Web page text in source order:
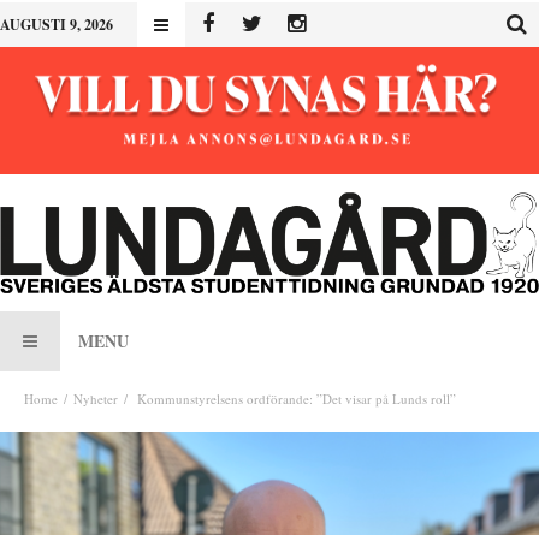
AUGUSTI 9, 2026
MENU
Home Nyheter Kommunstyrelsens ordförande: ”Det visar på Lunds roll”